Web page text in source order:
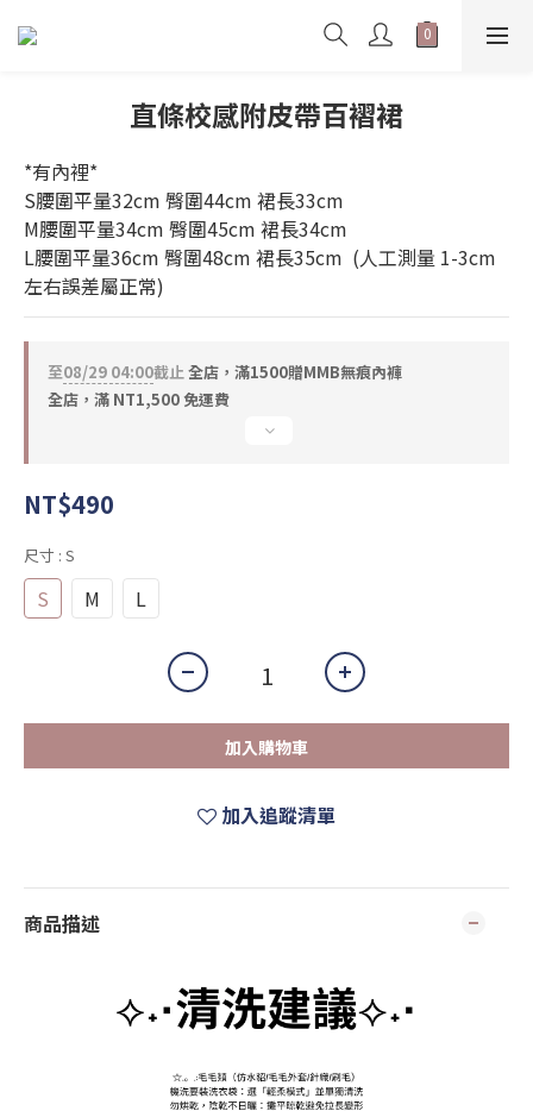
直條校感附皮帶百褶裙
*有內裡*
S腰圍平量32cm 臀圍44cm 裙長33cm
M腰圍平量34cm 臀圍45cm 裙長34cm
L腰圍平量36cm 臀圍48cm 裙長35cm  (人工測量 1-3cm
左右誤差屬正常)
至08/29 04:00截止全店，滿1500贈MMB無痕內褲
全店，滿 NT1,500 免運費
NT$490
尺寸 : S
S M L
加入購物車
加入追蹤清單
商品描述